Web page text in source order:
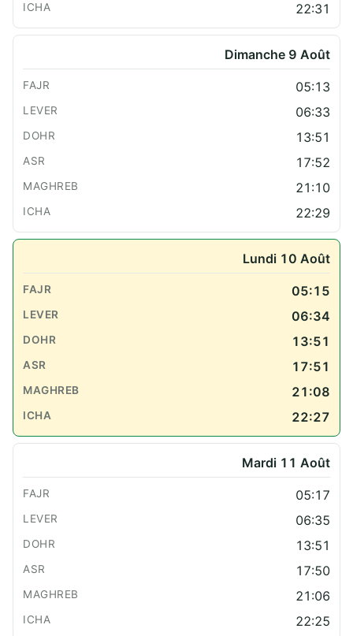
22:31
Dimanche 9 Août
05:13
06:33
13:51
17:52
21:10
22:29
Lundi 10 Août
05:15
06:34
13:51
17:51
21:08
22:27
Mardi 11 Août
05:17
06:35
13:51
17:50
21:06
22:25